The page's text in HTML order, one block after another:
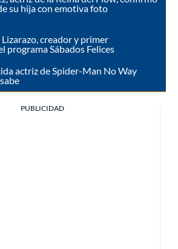
su hija con emotiva foto
creador y primer
programa Sábados Felices
actriz de Spider-Man No Way
PUBLICIDAD